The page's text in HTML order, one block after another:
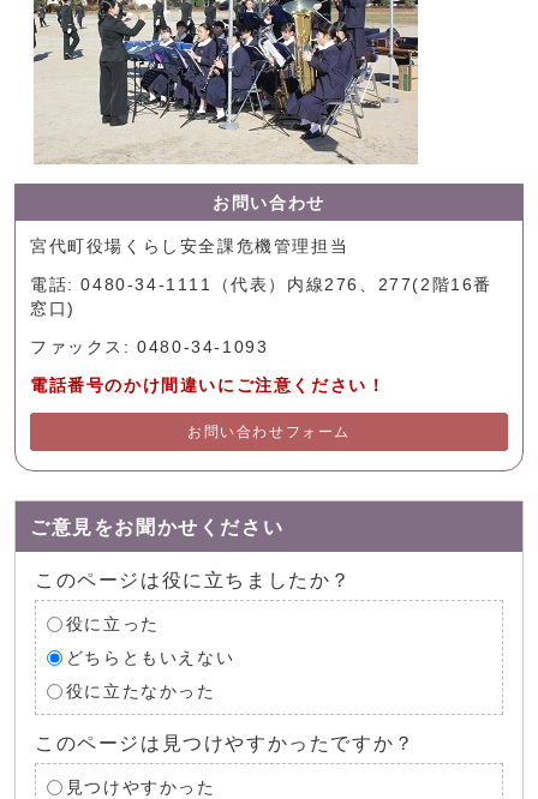
お問い合わせ
宮代町役場くらし安全課危機管理担当
電話: 0480-34-1111（代表）内線276、277(2階16番
窓口)
ファックス: 0480-34-1093
電話番号のかけ間違いにご注意ください！
お問い合わせフォーム
ご意見をお聞かせください
このページは役に立ちましたか？
役に立った
どちらともいえない
役に立たなかった
このページは見つけやすかったですか？
見つけやすかった